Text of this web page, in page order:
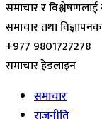
समाचार र
समाचार तथा
+977 9801727278
समाचार हेडलाइन
समाचार